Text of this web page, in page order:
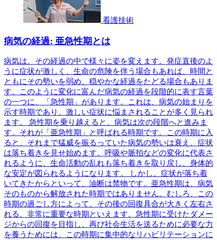
看護技術
病気の経過: 亜急性期とは
病気は、その経過の中で様々に姿を変えます。発症直後のよ
うに症状が激しく、生命の危険を伴う場合もあれば、時間と
ともにその勢いを弱め、穏やかな経過をたどる場合もありま
す。このように変化に富んだ病気の経過を段階的に表す言葉
の一つに、「急性期」があります。これは、病気の始まりを
示す時期であり、激しい症状に悩まされることが多く見られ
ます。 急性期を乗り越えると、病気は次の段階へと進みま
す。それが「亜急性期」と呼ばれる時期です。この時期に入
ると、それまで猛威を振るっていた病気の勢いは衰え、症状
は落ち着きを見せ始めます。呼吸や脈拍などの変化に代表さ
れるように、生命活動の乱れも落ち着きを取り戻し、身体的
な安定が図られるようになります。 しかし、症状が落ち着
いてきたからといって、油断は禁物です。亜急性期は、病気
そのものから解放された時期ではありません。むしろ、この
時期の過ごし方によって、その後の回復具合が大きく左右さ
れる、非常に重要な時期といえます。急性期に受けたダメー
ジからの回復を目指し、再び社会生活を送るために必要な力
を養うためには、この時期に集中的なリハビリテーションに